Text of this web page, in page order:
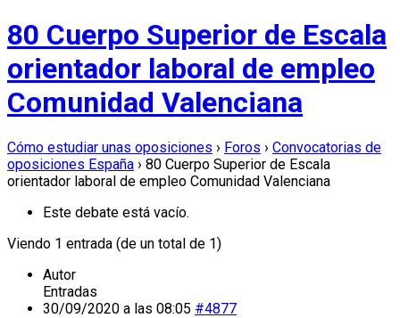
80 Cuerpo Superior de Escala
orientador laboral de empleo
Comunidad Valenciana
Cómo estudiar unas oposiciones › Foros › Convocatorias de
oposiciones España › 80 Cuerpo Superior de Escala
orientador laboral de empleo Comunidad Valenciana
Este debate está vacío.
Viendo 1 entrada (de un total de 1)
Autor
Entradas
30/09/2020 a las 08:05 #4877